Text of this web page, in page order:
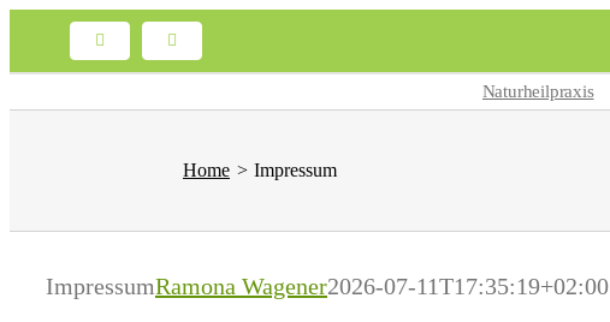
Facebook Email
Naturheilpraxis
Home Impressum
ImpressumRamona Wagener2026-07-11T17:35:19+02:00